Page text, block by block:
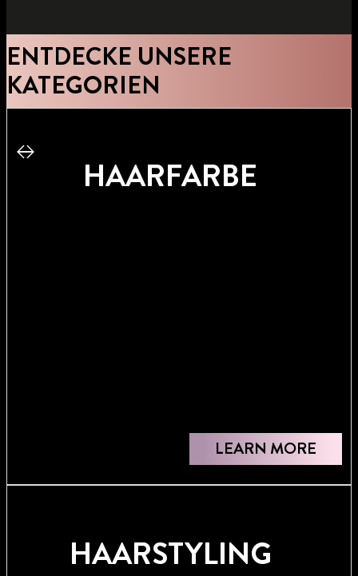
INTENSE KERATIN
TIEFENSPÜLUNG
JETZT
INTENSE REPAIR
TIEFENSPÜLUNG
ENTDECKE UNSERE
KATEGORIEN
HAARFARBE
LEARN MORE
HAARSTYLING